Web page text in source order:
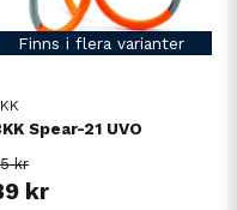
Finns i flera varianter
Spear-21 UVO
kr
kr